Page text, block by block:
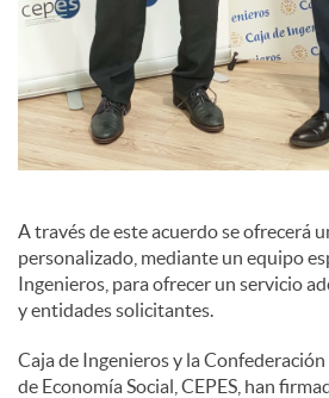
A través de este acuerdo se ofrecerá
personalizado, mediante un equipo
Ingenieros, para ofrecer un servicio
y entidades solicitantes.
Caja de Ingenieros y la
de Economía Social, CEPES, han